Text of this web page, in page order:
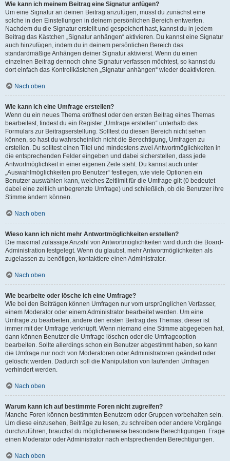
Wie kann ich meinem Beitrag eine Signatur anfügen?
Um eine Signatur an deinen Beitrag anzufügen, musst du zunächst eine
solche in den Einstellungen in deinem persönlichen Bereich entwerfen.
Nachdem du die Signatur erstellt und gespeichert hast, kannst du in jedem
Beitrag das Kästchen „Signatur anhängen“ aktivieren. Du kannst eine Signatur
auch hinzufügen, indem du in deinem persönlichen Bereich das
standardmäßige Anhängen deiner Signatur aktivierst. Wenn du einen
einzelnen Beitrag dennoch ohne Signatur verfassen möchtest, so kannst du
dort einfach das Kontrollkästchen „Signatur anhängen“ wieder deaktivieren.
Nach oben
Wie kann ich eine Umfrage erstellen?
Wenn du ein neues Thema eröffnest oder den ersten Beitrag eines Themas
bearbeitest, findest du ein Register „Umfrage erstellen“ unterhalb des
Formulars zur Beitragserstellung. Solltest du diesen Bereich nicht sehen
können, so hast du wahrscheinlich nicht die Berechtigung, Umfragen zu
erstellen. Du solltest einen Titel und mindestens zwei Antwortmöglichkeiten in
die entsprechenden Felder eingeben und dabei sicherstellen, dass jede
Antwortmöglichkeit in einer eigenen Zeile steht. Du kannst auch unter
„Auswahlmöglichkeiten pro Benutzer“ festlegen, wie viele Optionen ein
Benutzer auswählen kann, welches Zeitlimit für die Umfrage gilt (0 bedeutet
dabei eine zeitlich unbegrenzte Umfrage) und schließlich, ob die Benutzer ihre
Stimme ändern können.
Nach oben
Wieso kann ich nicht mehr Antwortmöglichkeiten erstellen?
Die maximal zulässige Anzahl von Antwortmöglichkeiten wird durch die Board-
Administration festgelegt. Wenn du glaubst, mehr Antwortmöglichkeiten als
zugelassen zu benötigen, kontaktiere einen Administrator.
Nach oben
Wie bearbeite oder lösche ich eine Umfrage?
Wie bei den Beiträgen können Umfragen nur vom ursprünglichen Verfasser,
einem Moderator oder einem Administrator bearbeitet werden. Um eine
Umfrage zu bearbeiten, ändere den ersten Beitrag des Themas; dieser ist
immer mit der Umfrage verknüpft. Wenn niemand eine Stimme abgegeben hat,
dann können Benutzer die Umfrage löschen oder die Umfrageoption
bearbeiten. Sollte allerdings schon ein Benutzer abgestimmt haben, so kann
die Umfrage nur noch von Moderatoren oder Administratoren geändert oder
gelöscht werden. Dadurch soll die Manipulation von laufenden Umfragen
verhindert werden.
Nach oben
Warum kann ich auf bestimmte Foren nicht zugreifen?
Manche Foren können bestimmten Benutzern oder Gruppen vorbehalten sein.
Um diese einzusehen, Beiträge zu lesen, zu schreiben oder andere Vorgänge
durchzuführen, brauchst du möglicherweise besondere Berechtigungen. Frage
einen Moderator oder Administrator nach entsprechenden Berechtigungen.
Nach oben